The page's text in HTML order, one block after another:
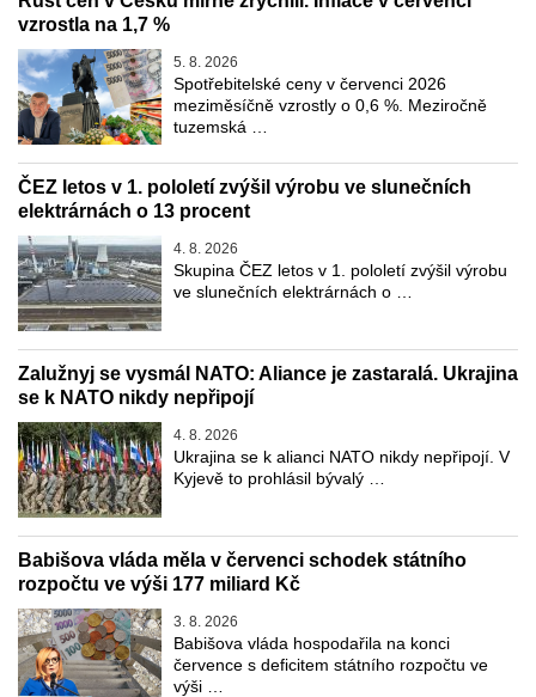
vzrostla na 1,7 %
5. 8. 2026
Spotřebitelské ceny v červenci 2026
meziměsíčně vzrostly o 0,6 %. Meziročně
tuzemská …
ČEZ letos v 1. pololetí zvýšil výrobu ve slunečních
elektrárnách o 13 procent
4. 8. 2026
Skupina ČEZ letos v 1. pololetí zvýšil výrobu
ve slunečních elektrárnách o …
Zalužnyj se vysmál NATO: Aliance je zastaralá. Ukrajina
se k NATO nikdy nepřipojí
4. 8. 2026
Ukrajina se k alianci NATO nikdy nepřipojí. V
Kyjevě to prohlásil bývalý …
Babišova vláda měla v červenci schodek státního
rozpočtu ve výši 177 miliard Kč
3. 8. 2026
Babišova vláda hospodařila na konci
července s deficitem státního rozpočtu ve
výši …